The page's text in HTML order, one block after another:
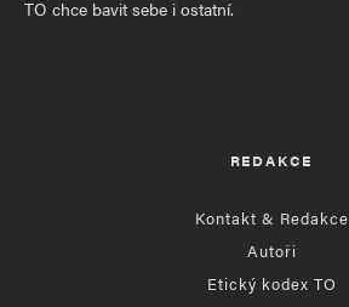
TO chce bavit sebe i ostatní.
REDAKCE
Kontakt & Redakce
Autoři
Etický kodex TO